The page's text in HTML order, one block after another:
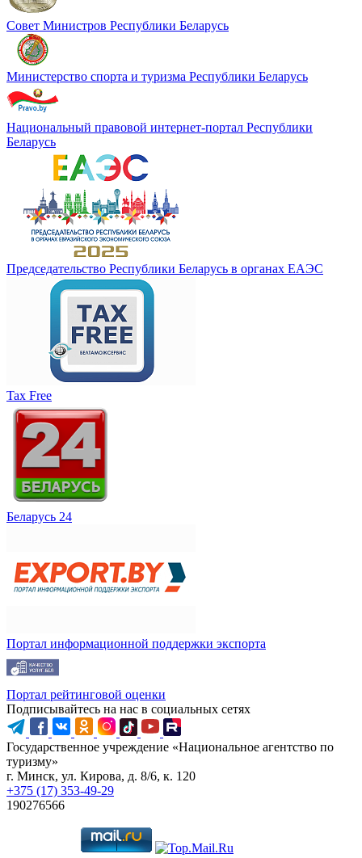
Совет Министров Pеспублики Беларусь
Министерство спорта и туризма Республики Беларусь
Национальный правовой интернет-портал Республики
Беларусь
Председательство Республики Беларусь в органах ЕАЭС
Tax Free
Беларусь 24
Портал информационной поддержки экспорта
Портал рейтинговой оценки
Подписывайтесь на нас в социальных сетях
Государственное учреждение «Национальное агентство по
туризму»
г. Минск, ул. Кирова, д. 8/6, к. 120
+375 (17) 353-49-29
190276566